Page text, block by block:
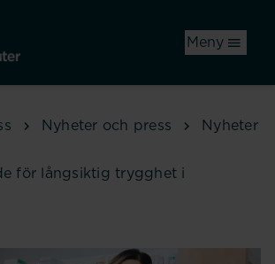
Meny
Nyheter och press Nyheter
för långsiktig trygghet i